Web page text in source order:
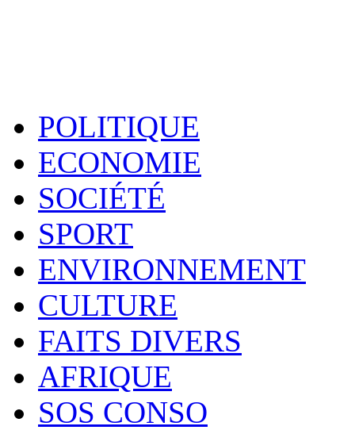
POLITIQUE
ECONOMIE
SOCIÉTÉ
SPORT
ENVIRONNEMENT
CULTURE
FAITS DIVERS
AFRIQUE
SOS CONSO